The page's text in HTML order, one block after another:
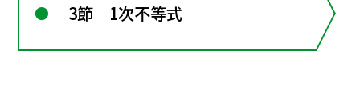
3節 1次不等式